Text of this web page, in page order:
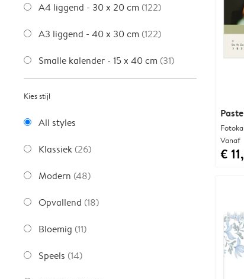
A4 liggend - 30 x 20 cm (122)
A3 liggend - 40 x 30 cm (122)
Smalle kalender - 15 x 40 cm (31)
Kies stijl
All styles
Klassiek (26)
Modern (48)
Opvallend (18)
Bloemig (11)
Speels (14)
Vanaf
€